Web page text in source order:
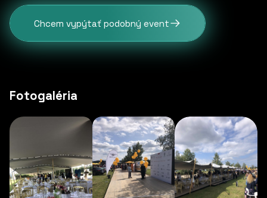
Chcem vypýtať podobný event
Fotogaléria